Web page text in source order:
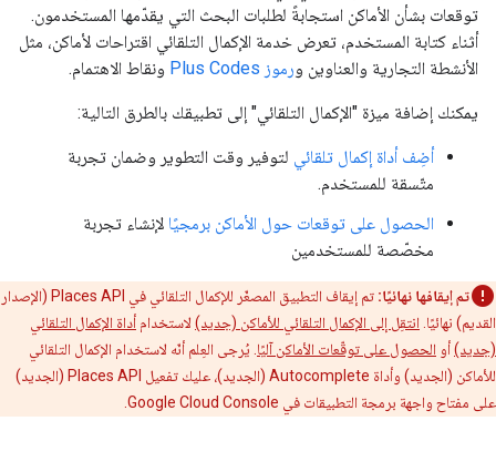
توقعات بشأن الأماكن استجابةً لطلبات البحث التي يقدّمها المستخدمون.
أثناء كتابة المستخدم، تعرض خدمة الإكمال التلقائي اقتراحات لأماكن، مثل
الأنشطة التجارية والعناوين ورموز Plus Codes ونقاط الاهتمام.
يمكنك إضافة ميزة "الإكمال التلقائي" إلى تطبيقك بالطرق التالية:
أضِف أداة إكمال تلقائي لتوفير وقت التطوير وضمان تجربة
متّسقة للمستخدم.
الحصول على توقعات حول الأماكن برمجيًا لإنشاء تجربة
مخصّصة للمستخدمين
تم إيقافها نهائيًا:
تم إيقاف التطبيق المصغّر للإكمال التلقائي في Places API (الإصدار
القديم) نهائيًا. انتقِل إلى الإكمال التلقائي للأماكن (جديد) لاستخدام أداة الإكمال التلقائي
(جديد)أو الحصول على توقّعات الأماكن آليًا . يُرجى العِلم أنّه لاستخدام الإكمال التلقائي
للأماكن (الجديد) وأداة Autocomplete (الجديد)، عليك تفعيل Places API (الجديد)
على مفتاح واجهة برمجة التطبيقات في Google Cloud Console.